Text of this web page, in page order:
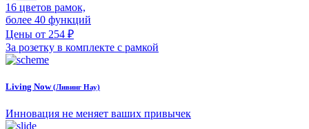
16 цветов рамок,
более 40 функций
Цены от 254 ₽
За розетку в комплекте с рамкой
Living Now(Ливинг Нау)
Инновация не меняет ваших привычек